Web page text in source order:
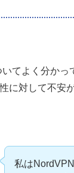
てよく分かっ
に対して不安
私は